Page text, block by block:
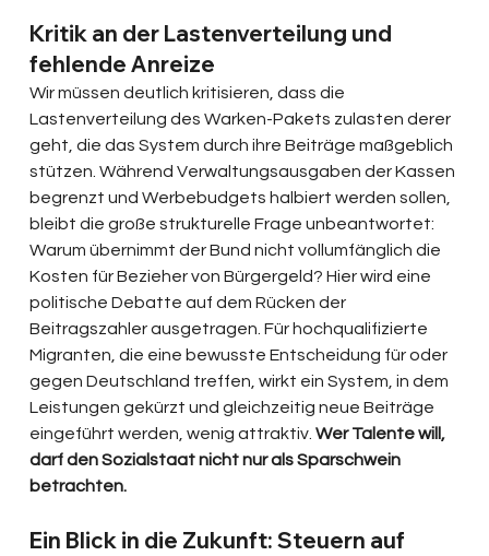
Kritik an der Lastenverteilung und
fehlende Anreize
Wir müssen deutlich kritisieren, dass die
Lastenverteilung des Warken-Pakets zulasten derer
geht, die das System durch ihre Beiträge maßgeblich
stützen. Während Verwaltungsausgaben der Kassen
begrenzt und Werbebudgets halbiert werden sollen,
bleibt die große strukturelle Frage unbeantwortet:
Warum übernimmt der Bund nicht vollumfänglich die
Kosten für Bezieher von Bürgergeld? Hier wird eine
politische Debatte auf dem Rücken der
Beitragszahler ausgetragen. Für hochqualifizierte
Migranten, die eine bewusste Entscheidung für oder
gegen Deutschland treffen, wirkt ein System, in dem
Leistungen gekürzt und gleichzeitig neue Beiträge
eingeführt werden, wenig attraktiv. Wer Talente will,
darf den Sozialstaat nicht nur als Sparschwein
betrachten.
Ein Blick in die Zukunft: Steuern auf